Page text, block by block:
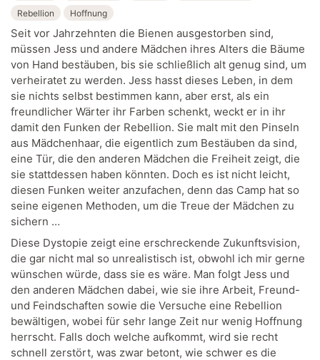
Rebellion
Hoffnung
Seit vor Jahrzehnten die Bienen ausgestorben sind,
müssen Jess und andere Mädchen ihres Alters die Bäume
von Hand bestäuben, bis sie schließlich alt genug sind, um
verheiratet zu werden. Jess hasst dieses Leben, in dem
sie nichts selbst bestimmen kann, aber erst, als ein
freundlicher Wärter ihr Farben schenkt, weckt er in ihr
damit den Funken der Rebellion. Sie malt mit den Pinseln
aus Mädchenhaar, die eigentlich zum Bestäuben da sind,
eine Tür, die den anderen Mädchen die Freiheit zeigt, die
sie stattdessen haben könnten. Doch es ist nicht leicht,
diesen Funken weiter anzufachen, denn das Camp hat so
seine eigenen Methoden, um die Treue der Mädchen zu
sichern …
Diese Dystopie zeigt eine erschreckende Zukunftsvision,
die gar nicht mal so unrealistisch ist, obwohl ich mir gerne
wünschen würde, dass sie es wäre. Man folgt Jess und
den anderen Mädchen dabei, wie sie ihre Arbeit, Freund-
und Feindschaften sowie die Versuche eine Rebellion
bewältigen, wobei für sehr lange Zeit nur wenig Hoffnung
herrscht. Falls doch welche aufkommt, wird sie recht
schnell zerstört, was zwar betont, wie schwer es die